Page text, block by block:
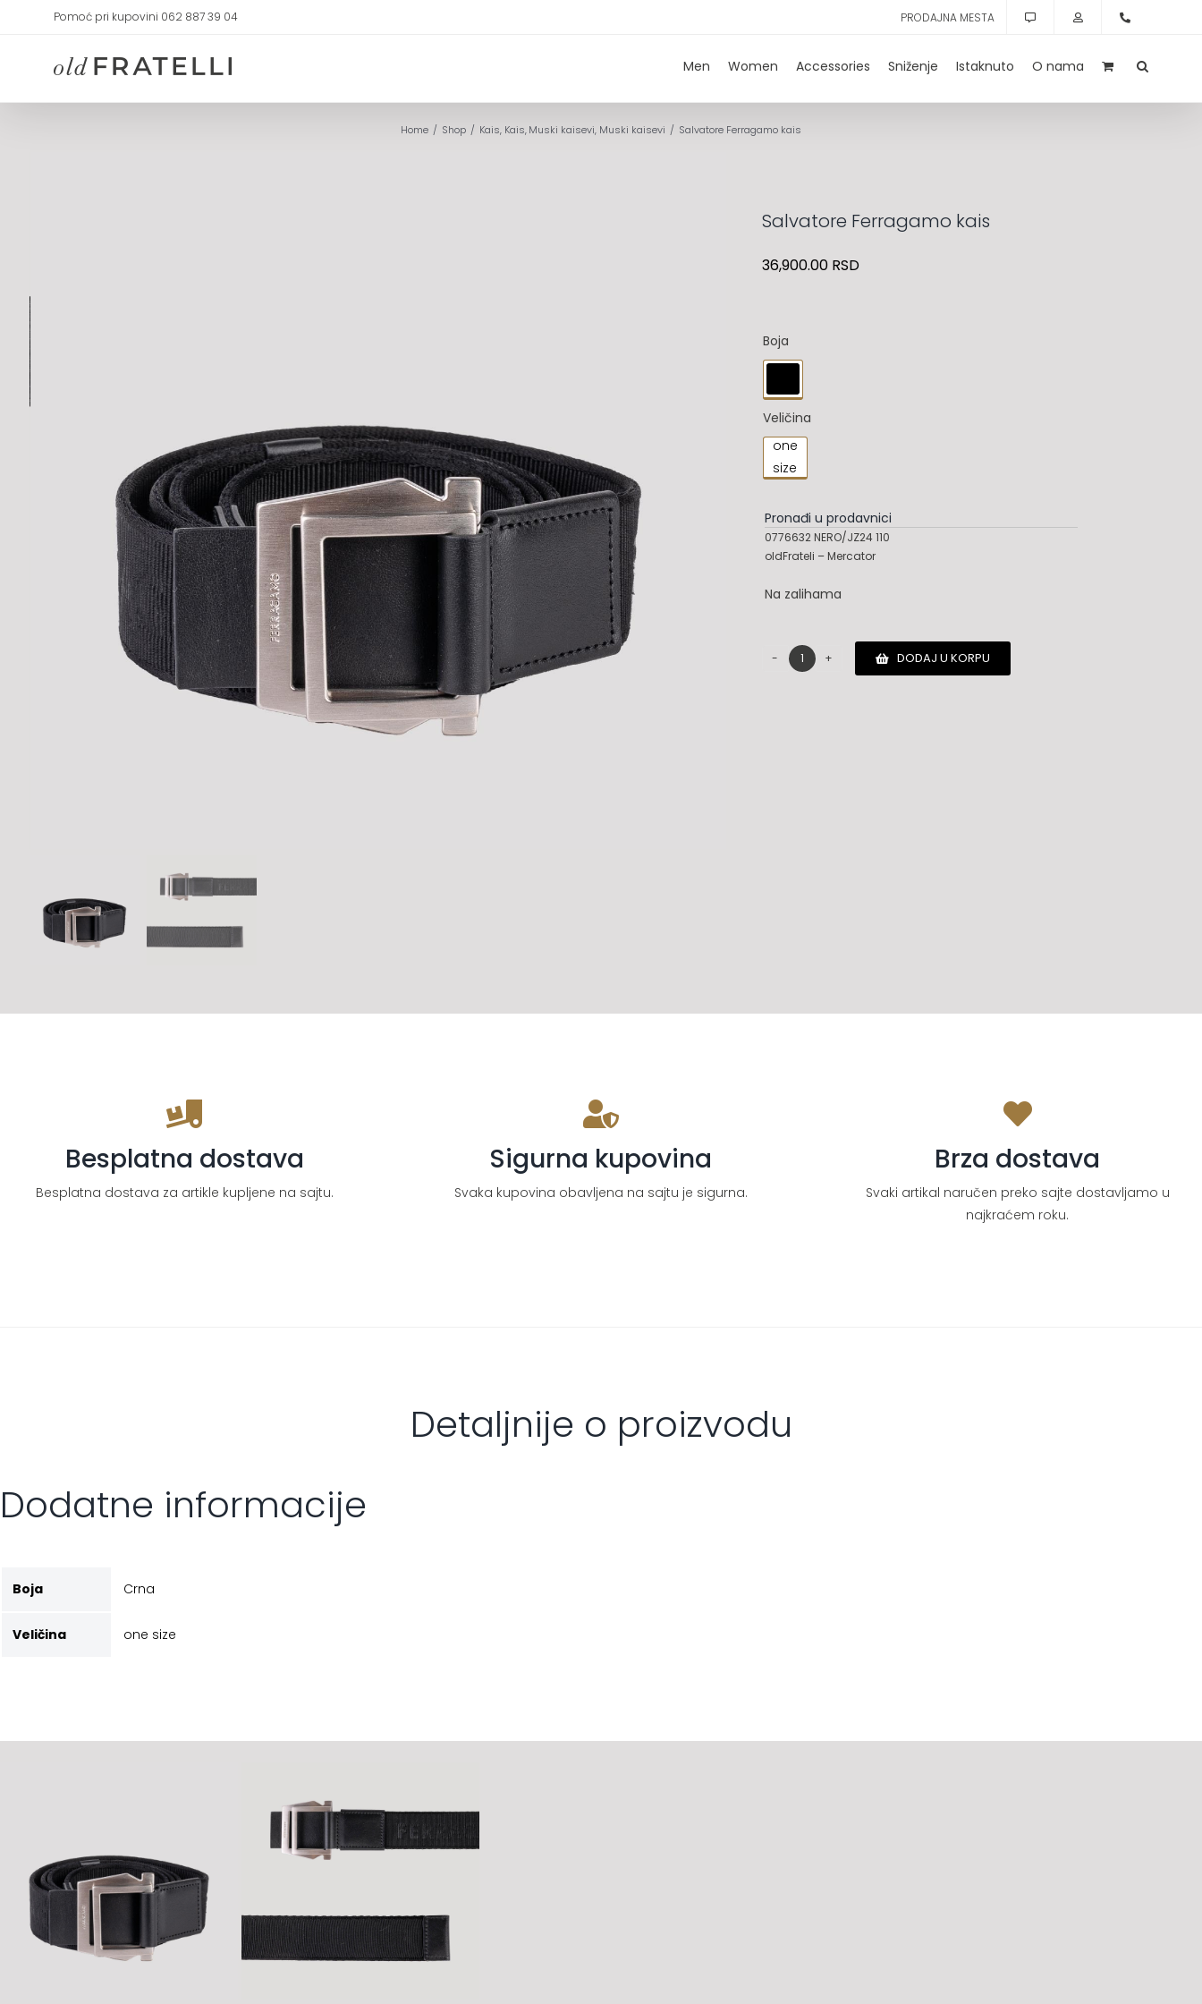
Pomoć pri kupovini 062 887 39 04 PRODAJNA MESTA
Men Women Accessories Sniženje Istaknuto O nama
Home Shop Kais Kais Muski kaisevi Muski kaisevi Salvatore Ferragamo kais
Salvatore Ferragamo kais
36,900.00 RSD
Boja
Veličina
one
size
Pronađi u prodavnici
0776632 NERO/JZ24 110
oldFrateli – Mercator
Na zalihama
Salvatore
DODAJ U KORPU
Besplatna dostava
Besplatna dostava za artikle kupljene na sajtu.
Sigurna kupovina
Svaka kupovina obavljena na sajtu je sigurna.
Brza dostava
Svaki artikal naručen preko sajte dostavljamo u
najkraćem roku.
Detaljnije o proizvodu
Dodatne informacije
Boja Crna
Veličina one size